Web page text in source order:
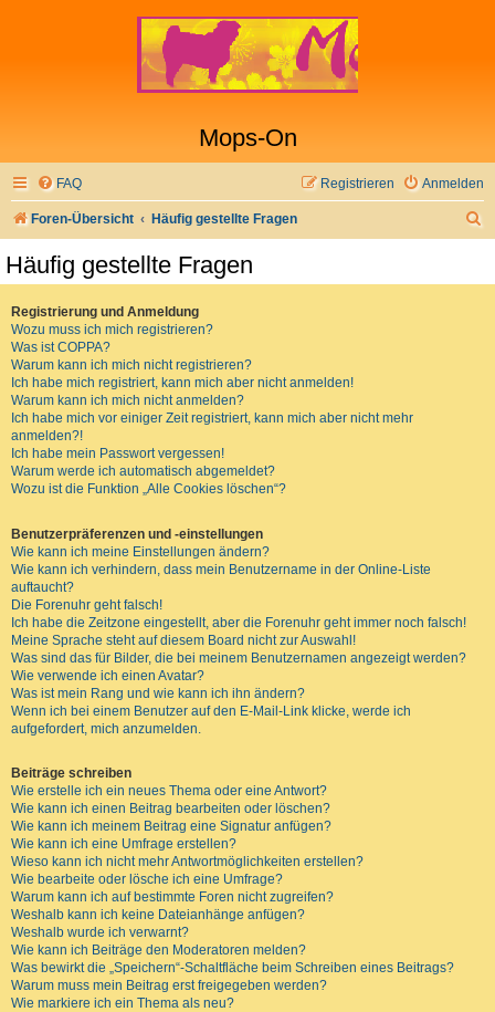
Mops-On
FAQ Anmelden
Registrieren
Foren-Übersicht Häufig gestellte Fragen
Häufig gestellte Fragen
Registrierung und Anmeldung
Wozu muss ich mich registrieren?
Was ist COPPA?
Warum kann ich mich nicht registrieren?
Ich habe mich registriert, kann mich aber nicht anmelden!
Warum kann ich mich nicht anmelden?
Ich habe mich vor einiger Zeit registriert, kann mich aber nicht mehr
anmelden?!
Ich habe mein Passwort vergessen!
Warum werde ich automatisch abgemeldet?
Wozu ist die Funktion „Alle Cookies löschen“?
Benutzerpräferenzen und -einstellungen
Wie kann ich meine Einstellungen ändern?
Wie kann ich verhindern, dass mein Benutzername in der Online-Liste
auftaucht?
Die Forenuhr geht falsch!
Ich habe die Zeitzone eingestellt, aber die Forenuhr geht immer noch falsch!
Meine Sprache steht auf diesem Board nicht zur Auswahl!
Was sind das für Bilder, die bei meinem Benutzernamen angezeigt werden?
Wie verwende ich einen Avatar?
Was ist mein Rang und wie kann ich ihn ändern?
Wenn ich bei einem Benutzer auf den E-Mail-Link klicke, werde ich
aufgefordert, mich anzumelden.
Beiträge schreiben
Wie erstelle ich ein neues Thema oder eine Antwort?
Wie kann ich einen Beitrag bearbeiten oder löschen?
Wie kann ich meinem Beitrag eine Signatur anfügen?
Wie kann ich eine Umfrage erstellen?
Wieso kann ich nicht mehr Antwortmöglichkeiten erstellen?
Wie bearbeite oder lösche ich eine Umfrage?
Warum kann ich auf bestimmte Foren nicht zugreifen?
Weshalb kann ich keine Dateianhänge anfügen?
Weshalb wurde ich verwarnt?
Wie kann ich Beiträge den Moderatoren melden?
Was bewirkt die „Speichern“-Schaltfläche beim Schreiben eines Beitrags?
Warum muss mein Beitrag erst freigegeben werden?
Wie markiere ich ein Thema als neu?